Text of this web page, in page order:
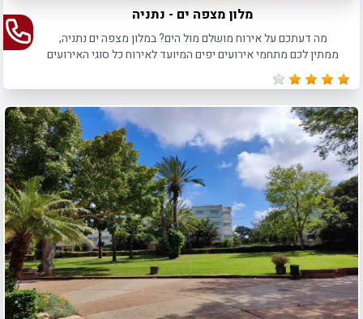
מלון מצפה ים - נתניה
מה דעתכם על אירוח מושלם מול הים? במלון מצפה ים נתניה,
ממתין לכם מתחמי אירועים יפים המיועד לאירוח כל סוגי האירועים